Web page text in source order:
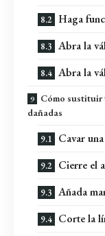
Haga
Abra la
Abra la
Cómo sustituir
dañadas
Cavar
Cierre el
Añada
Corte la